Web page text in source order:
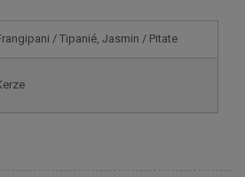
/ Tipanié, Jasmin / Pitate